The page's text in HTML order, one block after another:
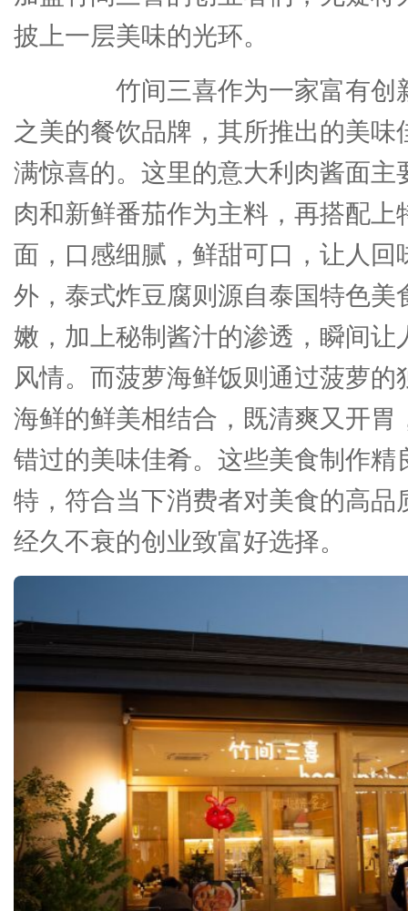
披上一层美味的光环。
竹间三喜作为一家富有创
之美的餐饮品牌，其所推出的美味
满惊喜的。这里的意大利肉酱面主
肉和新鲜番茄作为主料，再搭配上
面，口感细腻，鲜甜可口，让人回
外，泰式炸豆腐则源自泰国特色美
嫩，加上秘制酱汁的渗透，瞬间让
风情。而菠萝海鲜饭则通过菠萝的
海鲜的鲜美相结合，既清爽又开胃
错过的美味佳肴。这些美食制作精
特，符合当下消费者对美食的高品
经久不衰的创业致富好选择。